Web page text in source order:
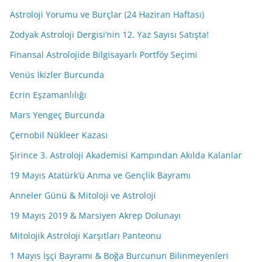
Astroloji Yorumu ve Burçlar (24 Haziran Haftası)
Zodyak Astroloji Dergisi’nin 12. Yaz Sayısı Satışta!
Finansal Astrolojide Bilgisayarlı Portföy Seçimi
Venüs İkizler Burcunda
Ecrin Eşzamanlılığı
Mars Yengeç Burcunda
Çernobil Nükleer Kazası
Şirince 3. Astroloji Akademisi Kampından Akılda Kalanlar
19 Mayıs Atatürk’ü Anma ve Gençlik Bayramı
Anneler Günü & Mitoloji ve Astroloji
19 Mayıs 2019 & Marsiyen Akrep Dolunayı
Mitolojik Astroloji Karşıtları Panteonu
1 Mayıs İşçi Bayramı & Boğa Burcunun Bilinmeyenleri